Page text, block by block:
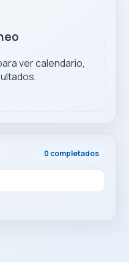
0 completados
ver calendario,